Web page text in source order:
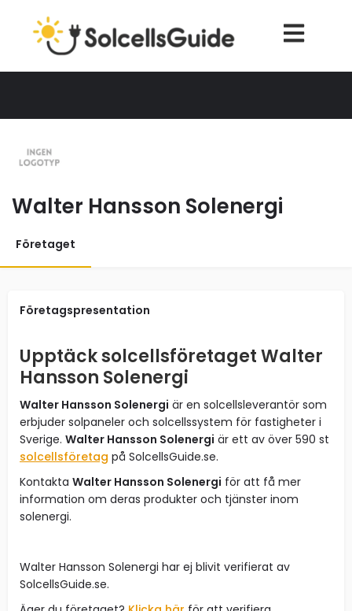
Walter Hansson Solenergi
Företaget
Företagspresentation
Upptäck solcellsföretaget Walter
Hansson Solenergi
Walter Hansson Solenergi är en solcellsleverantör som
erbjuder solpaneler och solcellssystem för fastigheter i
Sverige. Walter Hansson Solenergi är ett av över 590 st
solcellsföretag på SolcellsGuide.se.
Kontakta Walter Hansson Solenergi för att få mer
information om deras produkter och tjänster inom
solenergi.
Walter Hansson Solenergi har ej blivit verifierat av
SolcellsGuide.se.